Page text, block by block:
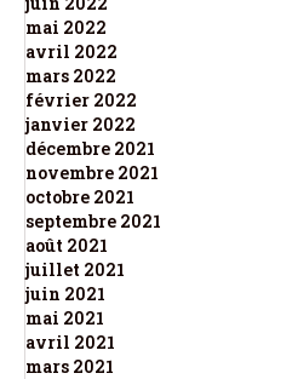
mai 2022
avril 2022
mars 2022
février 2022
janvier 2022
décembre 2021
novembre 2021
octobre 2021
septembre 2021
août 2021
juillet 2021
juin 2021
mai 2021
avril 2021
mars 2021